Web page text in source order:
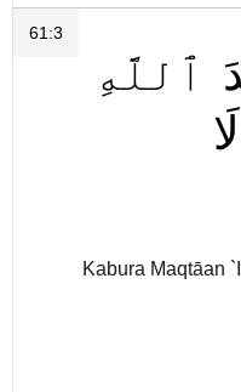
61:3
ٱللَّهِ
لَا
Kabura Maqtāan